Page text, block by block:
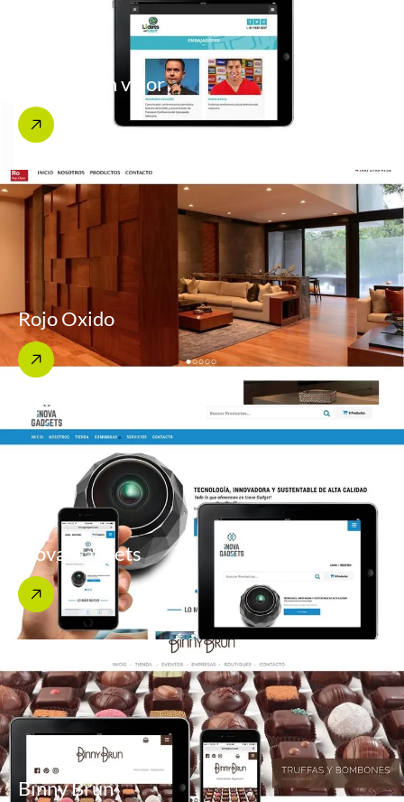
Lideres con valor
Rojo Oxido
Inova Gadgets
Binny Brun